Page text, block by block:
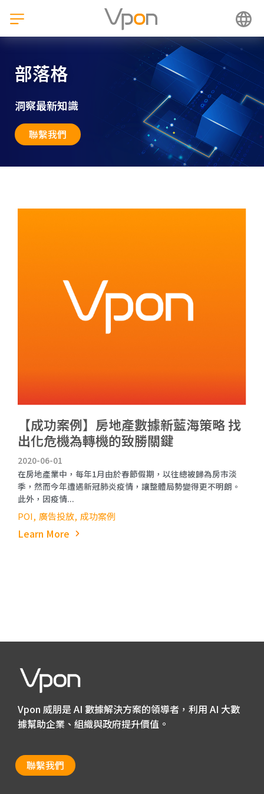
部落格
洞察最新知識
聯繫我們
【成功案例】房地產數據新藍海策略 找
出化危機為轉機的致勝關鍵
2020-06-01
在房地產業中，每年1月由於春節假期，以往總被歸為房市淡
季，然而今年遭遇新冠肺炎疫情，讓整體局勢變得更不明朗。
此外，因疫情...
POI 廣告投放 成功案例
Learn More
Vpon 威朋是 AI 數據解決方案的領導者，利用 AI 大數
據幫助企業、組織與政府提升價值。
聯繫我們